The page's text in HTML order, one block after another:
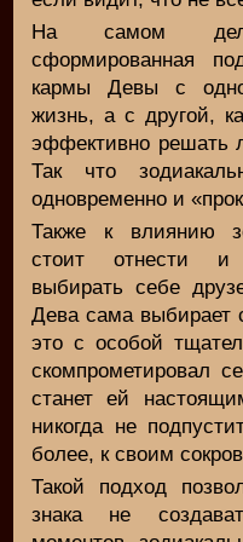
На самом
сформированная
кармы Девы с
жизнь, а с другой,
эффективно решать
Так что
одновременно и
Также к влиянию
стоит отнести и
выбирать себе
Дева сама выбирает
это с особой
скомпрометировал
станет ей
никогда не
более, к своим
Такой подход
знака не